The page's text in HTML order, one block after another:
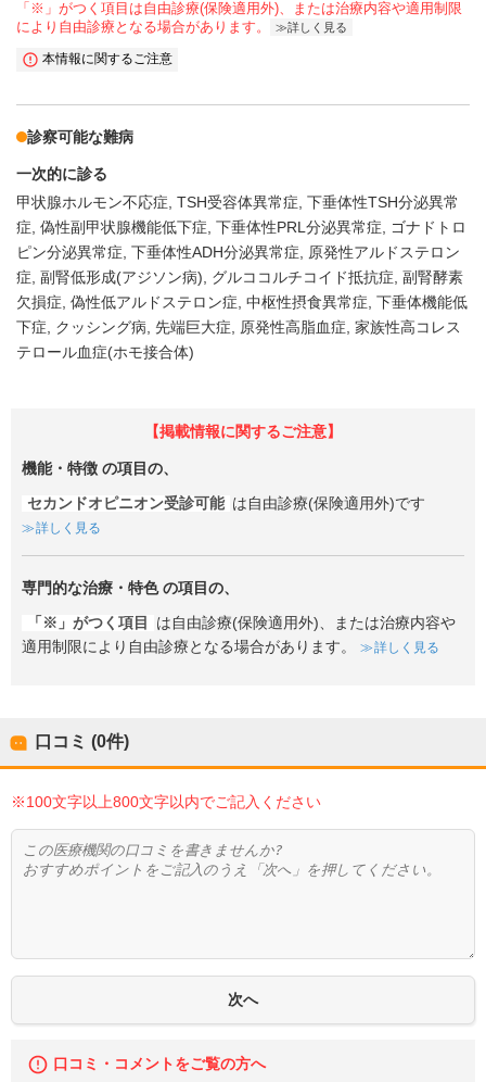
「※」がつく項目は自由診療(保険適用外)、または治療内容や適用制限
により自由診療となる場合があります。
詳しく見る
本情報に関するご注意
診察可能な難病
一次的に診る
甲状腺ホルモン不応症 TSH受容体異常症 下垂体性TSH分泌異常
症 偽性副甲状腺機能低下症 下垂体性PRL分泌異常症
ゴナドトロ
ピン分泌異常症 下垂体性ADH分泌異常症
原発性アルドステロン
症 副腎低形成(アジソン病) グルココルチコイド抵抗症 副腎酵素
欠損症 偽性低アルドステロン症 中枢性摂食異常症 下垂体機能低
下症
クッシング病 先端巨大症 原発性高脂血症 家族性高コレス
テロール血症(ホモ接合体)
【掲載情報に関するご注意】
機能・特徴 の項目の、
セカンドオピニオン受診可能 は自由診療(保険適用外)です
詳しく見る
専門的な治療・特色の項目の、
「※」がつく項目
は自由診療(保険適用外)、または治療内容や
適用制限により自由診療となる場合があります。
詳しく見る
口コミ (0件)
※100文字以上800文字以内でご記入ください
口コミ・コメントをご覧の方へ